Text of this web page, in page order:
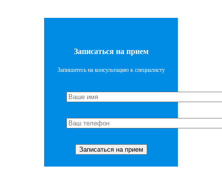
Записаться на прием
Запишитесь на консультацию к специалисту